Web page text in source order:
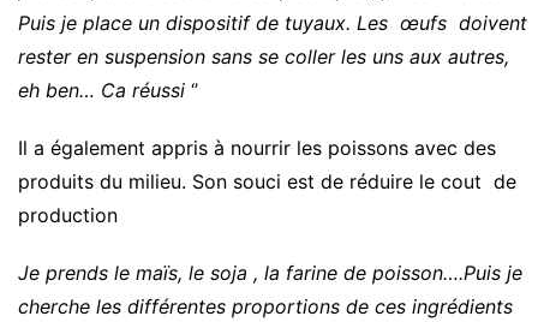
Puis je place un dispositif de tuyaux. Les œufs doivent
rester en suspension sans se coller les uns aux autres,
eh ben… Ca réussi ‘’
Il a également appris à nourrir les poissons avec des
produits du milieu. Son souci est de réduire le cout de
production
Je prends le maïs, le soja , la farine de poisson….Puis je
cherche les différentes proportions de ces ingrédients